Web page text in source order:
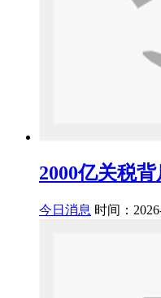
2000亿关税
今日消息 时间：